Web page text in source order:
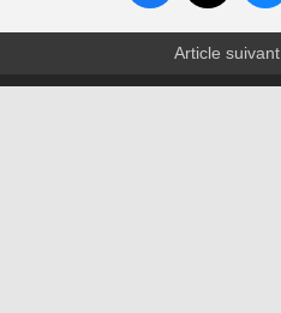
Article suivant